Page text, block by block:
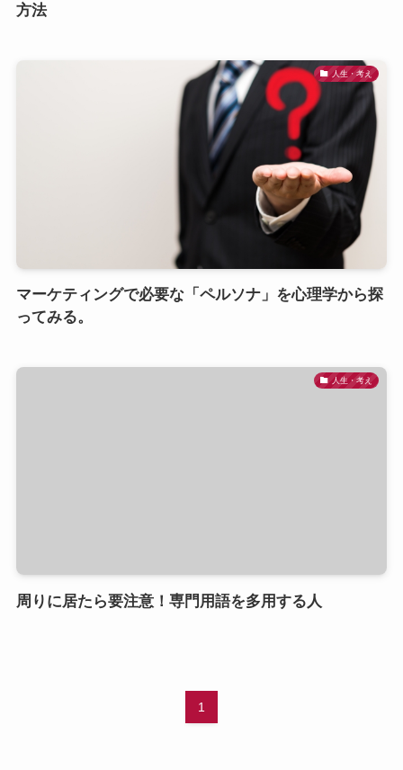
方法
人生・考え
マーケティングで必要な「ペルソナ」を心理学から探
ってみる。
人生・考え
周りに居たら要注意！専門用語を多用する人
1